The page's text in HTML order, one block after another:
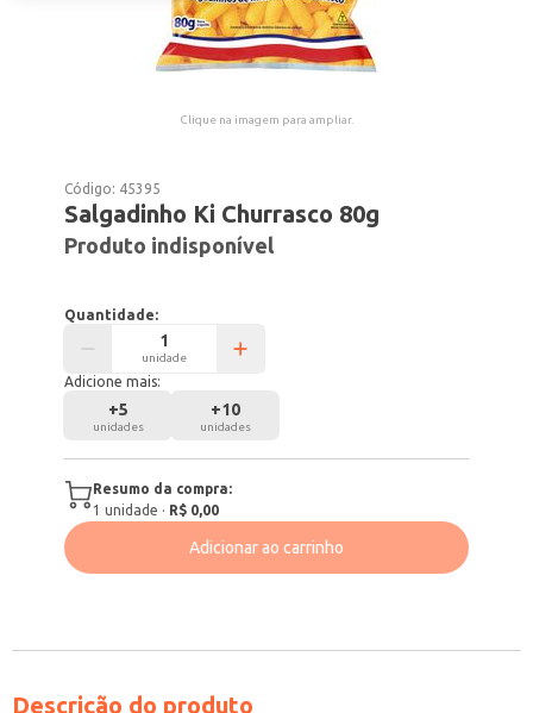
Clique na imagem para ampliar.
Código: 45395
Salgadinho Ki Churrasco 80g
Produto indisponível
Quantidade:
unidade
Adicione mais:
+5
unidades
+10
unidades
Resumo da compra:
1 unidade · R$ 0,00
Adicionar ao carrinho
Descrição do produto